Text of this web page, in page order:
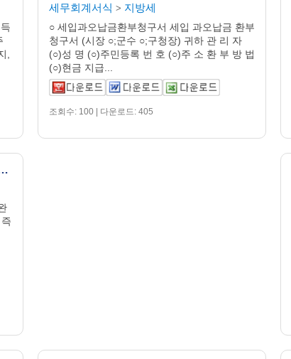
,
세무회계서식 > 지방세
○ 세입과오납금환부청구서 세입 과오납금 환부
청구서 (시장 ○;군수 ○;구청장) 귀하 관 리 자
(○)성 명 (○)주민등록 번 호 (○)주 소 환 부 방 법
(○)현금 지급...
조회수: 100 | 다운로드: 405
과세, 면세) 확인서